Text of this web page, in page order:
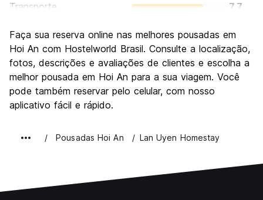
Transporte
7.7
Cultura
8.8
Festas / vida noturna
7.0
Custo-beneficio
8.4
Faça sua reserva online nas melhores pousadas em
Hoi An com Hostelworld Brasil. Consulte a localização,
fotos, descrições e avaliações de clientes e escolha a
melhor pousada em Hoi An para a sua viagem. Você
pode também reservar pelo celular, com nosso
aplicativo fácil e rápido.
Pousadas Hoi An Lan Uyen Homestay